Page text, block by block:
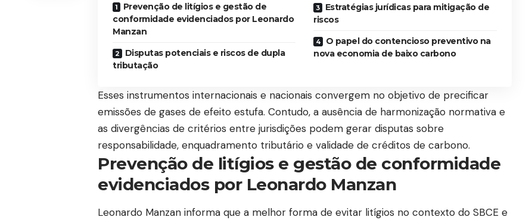
Prevenção de litígios e gestão de
conformidade evidenciados por Leonardo
Manzan
Disputas potenciais e riscos de dupla
tributação
Estratégias jurídicas para mitigação de
riscos
O papel do contencioso preventivo na
nova economia de baixo carbono
Esses instrumentos internacionais e nacionais convergem no objetivo de precificar
emissões de gases de efeito estufa. Contudo, a ausência de harmonização normativa e
as divergências de critérios entre jurisdições podem gerar disputas sobre
responsabilidade, enquadramento tributário e validade de créditos de carbono.
Prevenção de litígios e gestão de conformidade
evidenciados por Leonardo Manzan
Leonardo Manzan informa que a melhor forma de evitar litígios no contexto do SBCE e